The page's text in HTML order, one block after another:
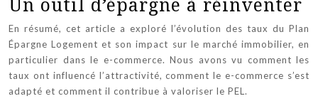
En résumé, cet article a exploré l’évolution des taux du Plan
Épargne Logement et son impact sur le marché immobilier, en
particulier dans le e-commerce. Nous avons vu comment les
taux ont influencé l’attractivité, comment le e-commerce s’est
adapté et comment il contribue à valoriser le PEL.